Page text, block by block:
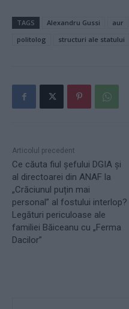
TAGS Alexandru Gussi aur
politolog
structuri ale statului
Articolul precedent
Ce căuta fiul șefului DGIA și
al directoarei din ANAF la
„Crăciunul puțin mai
personal” al fostului interlop?
Legături periculoase ale
familiei Băiceanu cu „Ferma
Dacilor”